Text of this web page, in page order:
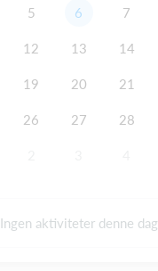
5 6 7
12 13 14
19 20 21
26 27 28
Ingen aktiviteter denne dag